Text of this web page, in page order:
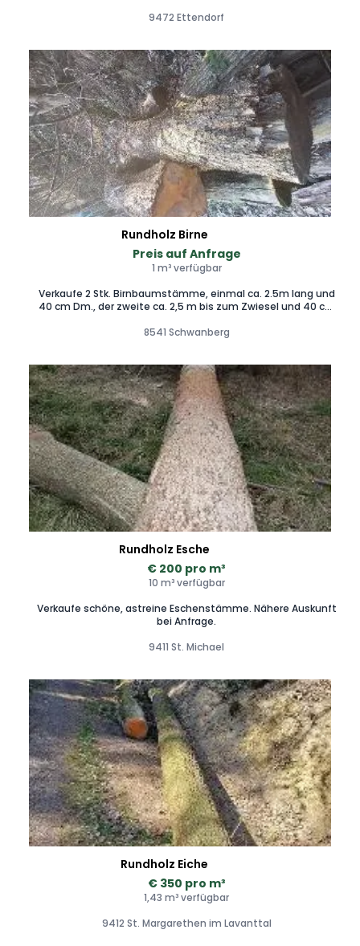
9472 Ettendorf
Rundholz Birne
Preis auf Anfrage
1 m³ verfügbar
Verkaufe 2 Stk. Birnbaumstämme, einmal ca. 2.5m lang und
40 cm Dm., der zweite ca. 2,5 m bis zum Zwiesel und 40 cm
Anfrage
8541 Schwanberg
Rundholz Esche
€ 200 pro m³
10 m³ verfügbar
Verkaufe schöne, astreine Eschenstämme. Nähere Auskunft
bei Anfrage.
9411 St. Michael
Rundholz Eiche
€ 350 pro m³
1,43 m³ verfügbar
9412 St. Margarethen im Lavanttal